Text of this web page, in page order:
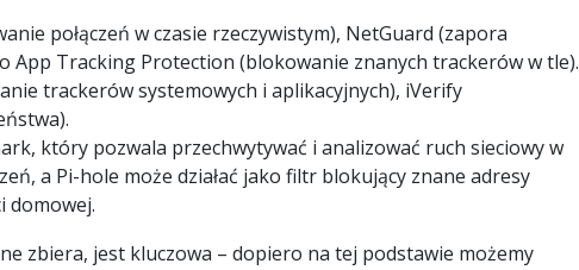
połączeń w czasie rzeczywistym), NetGuard (zapora
App Tracking Protection (blokowanie znanych trackerów w tle).
trackerów systemowych i aplikacyjnych), iVerify
który pozwala przechwytywać i analizować ruch sieciowy w
a Pi-hole może działać jako filtr blokujący znane adresy
domowej.
zbiera, jest kluczowa – dopiero na tej podstawie możemy